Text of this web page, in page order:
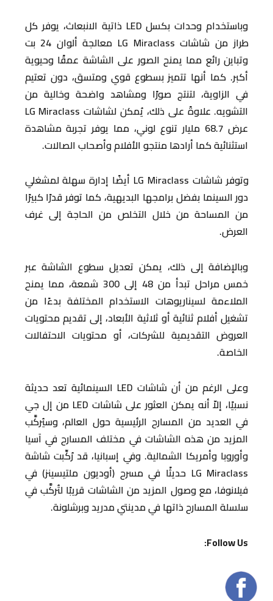
وباستخدام وحدات بكسل LED ذاتية الانبعاث، يوفر كل
طراز من شاشات LG Miraclass معالجة ألوان 24 بت
وتباين رائع مما يمنح الصور على الشاشة عمقًا وحيوية
أكبر. كما أنها تتميز بسطوع قوي ومتسق، دون تعتيم
في الزاوية، لتنتج صورًا ومشاهد واضحة وخالية من
التشويه. علاوةً على ذلك، يُمكن لشاشات LG Miraclass
عرض 68.7 مليار تنوع لوني، مما يوفر تجربة مشاهدة
استثنائية كما أرادها منتجو الأفلام وأصحاب الصالات.
وتوفر شاشات LG Miraclass أيضًا إدارة سهلة لمشغلي
دور السينما بفضل برامجها البديهية، كما توفر قدرًا كبيرًا
من المساحة من خلال التخلص من الحاجة إلى غرف
العرض.
وبالإضافة إلى ذلك، يمكن تعديل سطوع الشاشة عبر
خمس مراحل تبدأ من 48 إلى 300 شمعة، مما يمنح
الملاءمة لسيناريوهات الاستخدام المختلفة بدءًا من
تشغيل أفلام ثنائية أو ثلاثية الأبعاد، إلى تقديم محتويات
العروض التقديمية للشركات، أو محتويات الاحتفالات
الخاصة.
وعلى الرغم من أن شاشات LED السينمائية تعد حديثة
نسبيًا، إلاّ أنه يمكن العثور على شاشات LED من إل جي
في العديد من المسارح الرئيسية حول العالم، وسيُركَّب
المزيد من هذه الشاشات في مختلف المسارح في آسيا
وأوروبا وأمريكا الشمالية. وفي إسبانيا، قد رُكِّبت شاشة
LG Miraclass حديثًا في مسرح (أوديون ملتيسينز) في
فيلانوفا، مع وصول المزيد من الشاشات قريبًا لتُركَّب في
سلسلة المسارح ذاتها في مدينتي مدريد وبرشلونة.
Follow Us: